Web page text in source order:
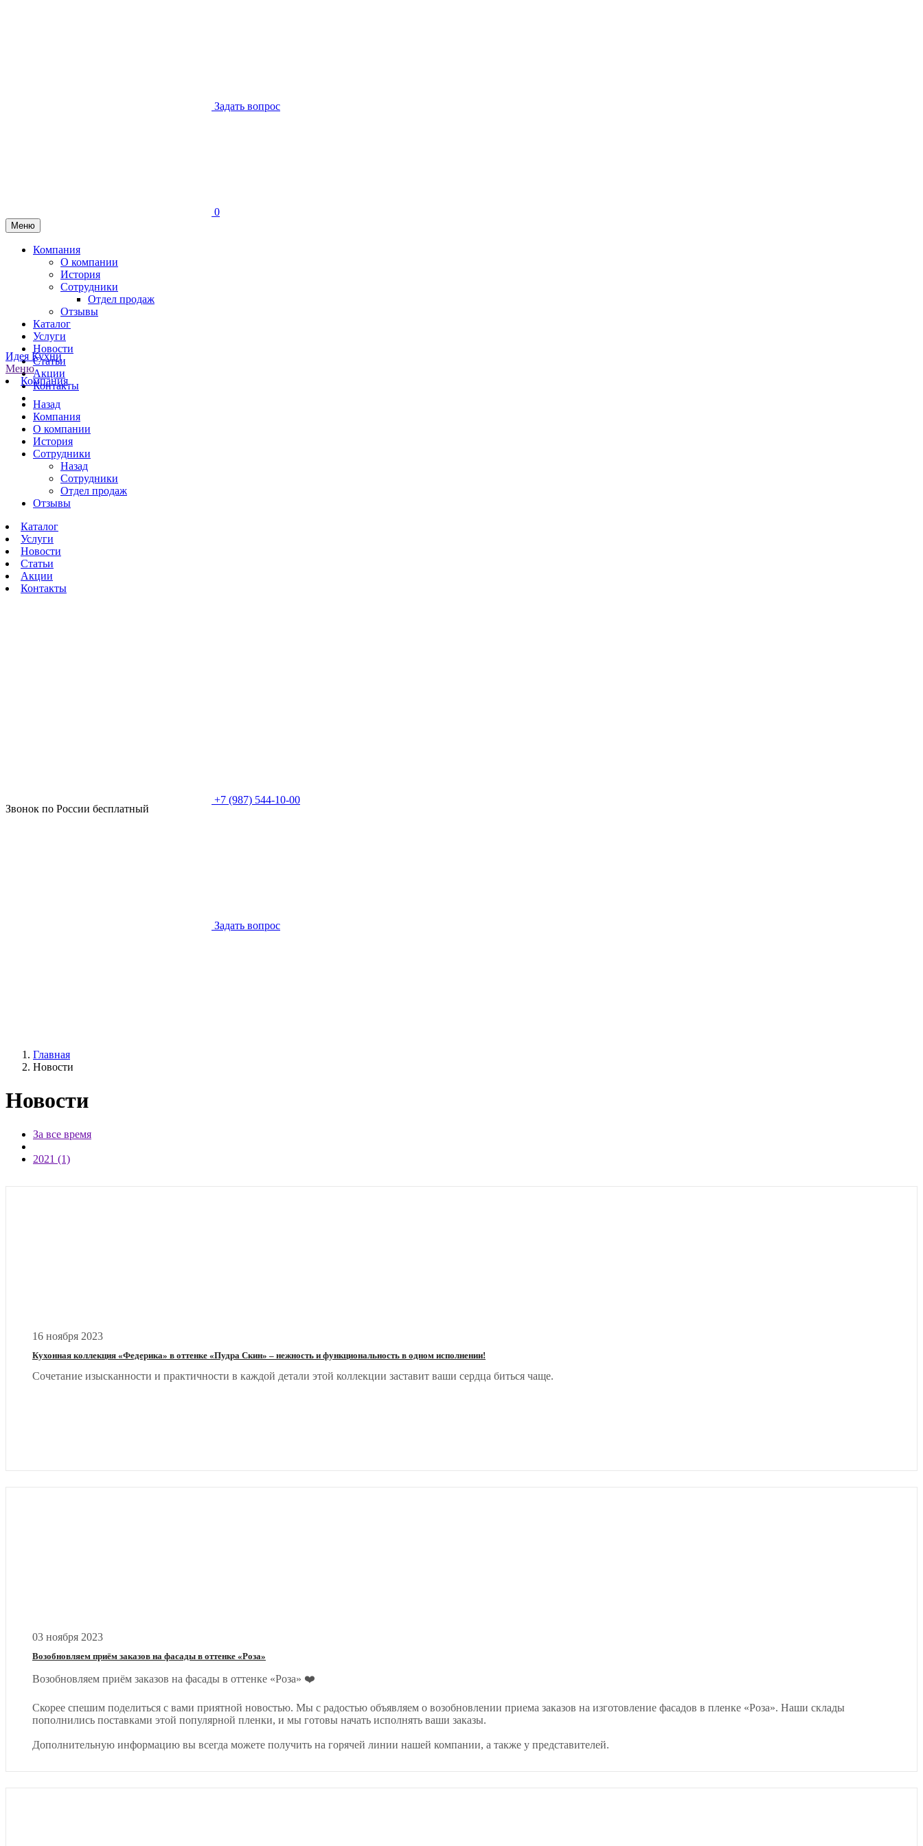
Задать вопрос
0
Меню
Компания
О компании
История
Сотрудники
Отдел продаж
Отзывы
Каталог
Услуги
Новости
Статьи
Акции
Контакты
Идея Кухни
Меню
Компания
Назад
Компания
О компании
История
Сотрудники
Назад
Сотрудники
Отдел продаж
Отзывы
Каталог
Услуги
Новости
Статьи
Акции
Контакты
+7 (987) 544-10-00
Звонок по России бесплатный
Задать вопрос
Главная
Новости
Новости
За все время
2021 (1)
16 ноября 2023
Кухонная коллекция «Федерика» в оттенке «Пудра Скин» – нежность и функциональность в одном исполнении!
Сочетание изысканности и практичности в каждой детали этой коллекции заставит ваши сердца биться чаще.
03 ноября 2023
Возобновляем приём заказов на фасады в оттенке «Роза»
Возобновляем приём заказов на фасады в оттенке «Роза» ❤️
Скорее спешим поделиться с вами приятной новостью. Мы с радостью объявляем о возобновлении приема заказов на изготовление фасадов в пленке «Роза». Наши склады
пополнились поставками этой популярной пленки, и мы готовы начать исполнять ваши заказы.
Дополнительную информацию вы всегда можете получить на горячей линии нашей компании, а также у представителей.